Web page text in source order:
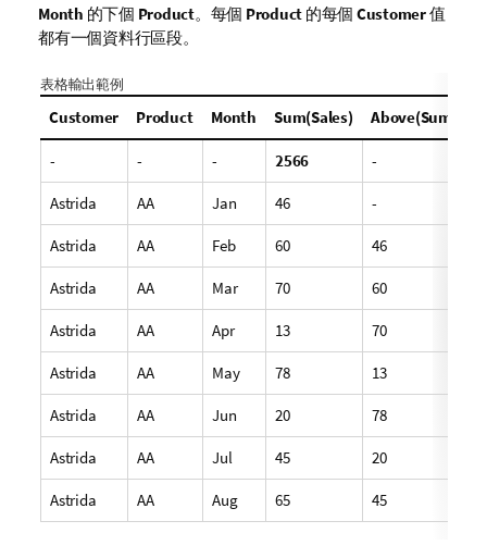
Month 的下個 Product。每個 Product 的每個 Customer值
都有一個資料行區段。
表格輸出範例
Customer Product Month Sum(Sales)
- - - 2566 -
Astrida AA Jan 46 -
Astrida AA Feb 60 46
Astrida AA Mar 70 60
Astrida AA Apr 13 70
Astrida AA May 78 13
Astrida AA Jun 20 78
Astrida AA Jul 45 20
Astrida AA Aug 65 45